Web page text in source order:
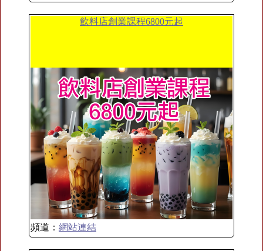
飲料店創業課程6800元起
頻道： 網站連結